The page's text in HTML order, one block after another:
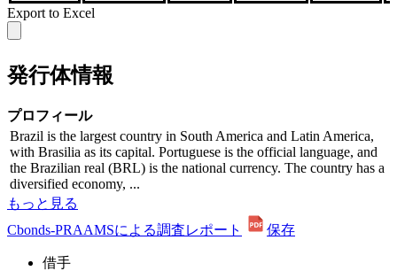
Export to Excel
発行体情報
プロフィール
Brazil is the largest country in South America and Latin America,
with Brasilia as its capital. Portuguese is the official language, and
the Brazilian real (BRL) is the national currency. The country has a
diversified economy, ...
もっと見る
Cbonds-PRAAMSによる調査レポート
保存
借手